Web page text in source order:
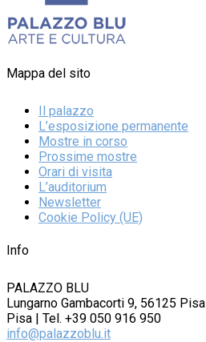
Mappa del sito
Il palazzo
L’esposizione permanente
Mostre in corso
Prossime mostre
Orari di visita
L’auditorium
Newsletter
Cookie Policy (UE)
Info
PALAZZO BLU
Lungarno Gambacorti 9, 56125 Pisa
Pisa | Tel. +39 050 916 950
info@palazzoblu.it